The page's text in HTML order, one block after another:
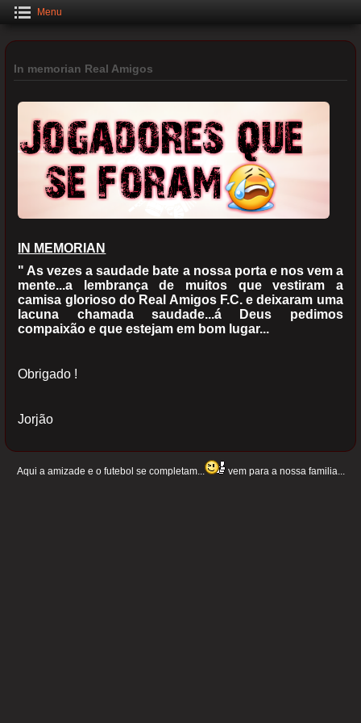
Menu
In memorian Real Amigos
IN MEMORIAN
" As vezes a saudade bate a nossa porta e nos vem a
mente...a lembrança de muitos que vestiram a
camisa glorioso do Real Amigos F.C. e deixaram uma
lacuna chamada saudade...á Deus pedimos
compaixão e que estejam em bom lugar...
Obrigado !
Jorjão
Aqui a amizade e o futebol se completam... vem para a nossa familia...